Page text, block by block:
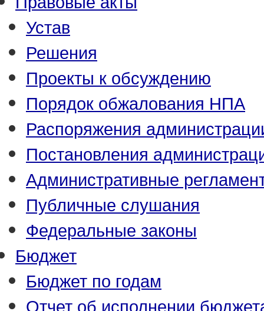
Устав
Решения
Проекты к обсуждению
Порядок обжалования НПА
Распоряжения
Постановления
Административные
Публичные слушания
Федеральные законы
Бюджет
Бюджет по годам
Отчет об исполнении